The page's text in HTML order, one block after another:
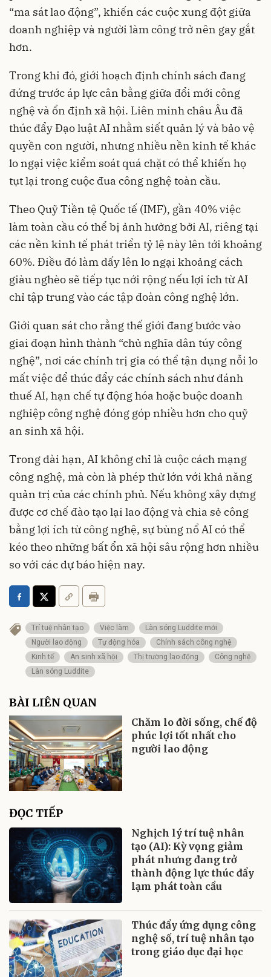
“ma sát lao động”, khiến các cuộc xung đột giữa
doanh nghiệp và người làm công trở nên gay gắt
hơn.
Trong khi đó, giới hoạch định chính sách đang
đứng trước áp lực cân bằng giữa đổi mới công
nghệ và ổn định xã hội. Liên minh châu Âu đã
thúc đẩy Đạo luật AI nhằm siết quản lý và bảo vệ
quyền con người, nhưng nhiều nền kinh tế khác
lo ngại việc kiểm soát quá chặt có thể khiến họ
tụt lại trong cuộc đua công nghệ toàn cầu.
Theo Quỹ Tiền tệ Quốc tế (IMF), gần 40% việc
làm toàn cầu có thể bị ảnh hưởng bởi AI, riêng tại
các nền kinh tế phát triển tỷ lệ này lên tới khoảng
60%. Điều đó làm dấy lên lo ngại khoảng cách
giàu nghèo sẽ tiếp tục nới rộng nếu lợi ích từ AI
chỉ tập trung vào các tập đoàn công nghệ lớn.
Giới quan sát cho rằng thế giới đang bước vào
giai đoạn hình thành “chủ nghĩa dân túy công
nghệ”, nơi các chính trị gia có thể tận dụng nỗi lo
mất việc để thúc đẩy các chính sách như đánh
thuế AI, hạn chế tự động hóa hoặc buộc doanh
nghiệp công nghệ đóng góp nhiều hơn cho quỹ
an sinh xã hội.
Trong dài hạn, AI không chỉ là cuộc cách mạng
công nghệ, mà còn là phép thử lớn với khả năng
quản trị của các chính phủ. Nếu không xây dựng
được cơ chế đào tạo lại lao động và chia sẻ công
bằng lợi ích từ công nghệ, sự bùng nổ AI có thể
kéo theo những bất ổn xã hội sâu rộng hơn nhiều
so với các dự báo hiện nay.
Trí tuệ nhân tạo Việc làm
Làn sóng Luddite mới
Người lao động
Tự động hóa
Chính sách công nghệ
Kinh tế
An sinh xã hội Thị trường lao động
Công nghệ
Làn sóng Luddite
BÀI LIÊN QUAN
Chăm lo đời sống, chế độ
phúc lợi tốt nhất cho
người lao động
ĐỌC TIẾP
Nghịch lý trí tuệ nhân
tạo (AI): Kỳ vọng giảm
phát nhưng đang trở
thành động lực thúc đẩy
lạm phát toàn cầu
Thúc đẩy ứng dụng công
nghệ số, trí tuệ nhân tạo
trong giáo dục đại học